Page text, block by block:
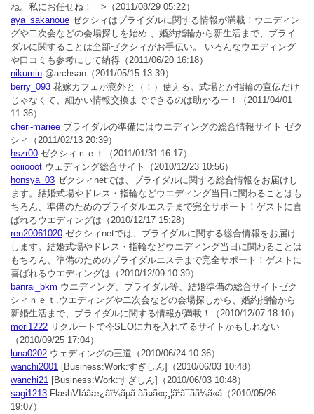
ね。私にお任せね！ => （2011/08/29 05:22）
aya_sakanoue ゼクシィはブライダルに関する情報が満載！ウエディン
グや二次会などの会場探しを始め 、婚約指輪から新生活まで、ブライ
ダルに関することは全部ゼクシィがお手伝い。 いろんなウエディング
や口コミも参考にして納得 （2011/06/20 16:18）
nikumin @archsan （2011/05/15 13:39）
berry_093 花嫁カフェが意外と（！）使える。式場とか指輪の宣伝だけ
じゃなくて、細かい情報交換までできるのは助かるー！
（2011/04/01
11:36）
cheri-mariee ブライダルの準備にはウエディングの総合情報サイト ゼク
シィ
（2011/02/13 20:39）
hszr00 ゼクシィｎｅｔ
（2011/01/31 16:17）
ooiiooot ウェディング総合サイト
（2010/12/23 10:56）
honsya_03 ゼクシィnetでは、ブライダルに関する総合情報をお届けし
ます。結婚式場やドレス・指輪などウエディング当日に関わることはも
ちろん、準備のためのブライダルエステまで完全サポート！ゲストに喜
ばれるウエディングは （2010/12/17 15:28）
ren20061020 ゼクシィnetでは、ブライダルに関する総合情報をお届け
します。結婚式場やドレス・指輪などウエディング当日に関わることは
もちろん、準備のためのブライダルエステまで完全サポート！ゲストに
喜ばれるウエディングは （2010/12/09 10:39）
banrai_bkm ウエディング、ブライダル等、結婚準備の総合サイトゼク
シィｎｅｔ.ウエディングや二次会などの会場探しから、婚約指輪から
新婚生活まで、ブライダルに関する情報が満載！
（2010/12/07 18:10）
mori1222 リクルートで今SEOに力を入れてるサイトかもしれない
（2010/09/25 17:04）
luna0202 ウェディングの王道 （2010/06/24 10:36）
wanchi2001 [Business:Work:すぎしん]
（2010/06/03 10:48）
wanchi21 [Business:Work:すぎしん]
（2010/06/03 10:48）
sagi1213 FlashVIåãæ¿ãï¼ãµã ãã¤ã«ç¸¦ã¹ã¯ã­ã¼ã«å（2010/05/26
19:07）